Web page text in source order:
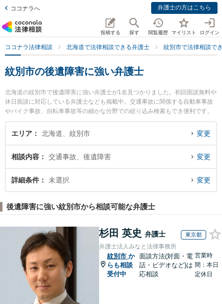
ココナラへ 弁護士の方はこちら
投稿する 探す 閲覧履歴 マイリスト ログイン
ココナラ法律相談 北海道で法律相談できる弁護士 紋別市で法律相談で
紋別市の後遺障害に強い弁護士
北海道の紋別市で後遺障害に強い弁護士が1名見つかりました。初回面談無料や
休日面談に対応している弁護士なども掲載中。交通事故に関係する自動車事故
やバイク事故、自転車事故等の細かな分野での絞り込み検索もでき便利です。
特に流氷の町ひまわり基金法律事務所の斎藤 正義弁護士のプロフィール情報や
弁護士費用、強みなどが注目されています。『紋別市で土日や夜間に発生した
相談できる紋別市内の弁護士に相談予約したい』などでお困りの相談者さんに
おすすめです。
エリア 北海道、紋別市 変更
相談内容 交通事故、後遺障害 変更
詳細条件 未選択 変更
後遺障害に強い紋別市から相談可能な弁護士
杉田 英史 弁護士 東京都
弁護士法人みなと法律事務所
紋別市 か
らも相談
受付中
面談方法(対面・電
話・ビデオなど)は
応相談
営業時
間：本日
定休日